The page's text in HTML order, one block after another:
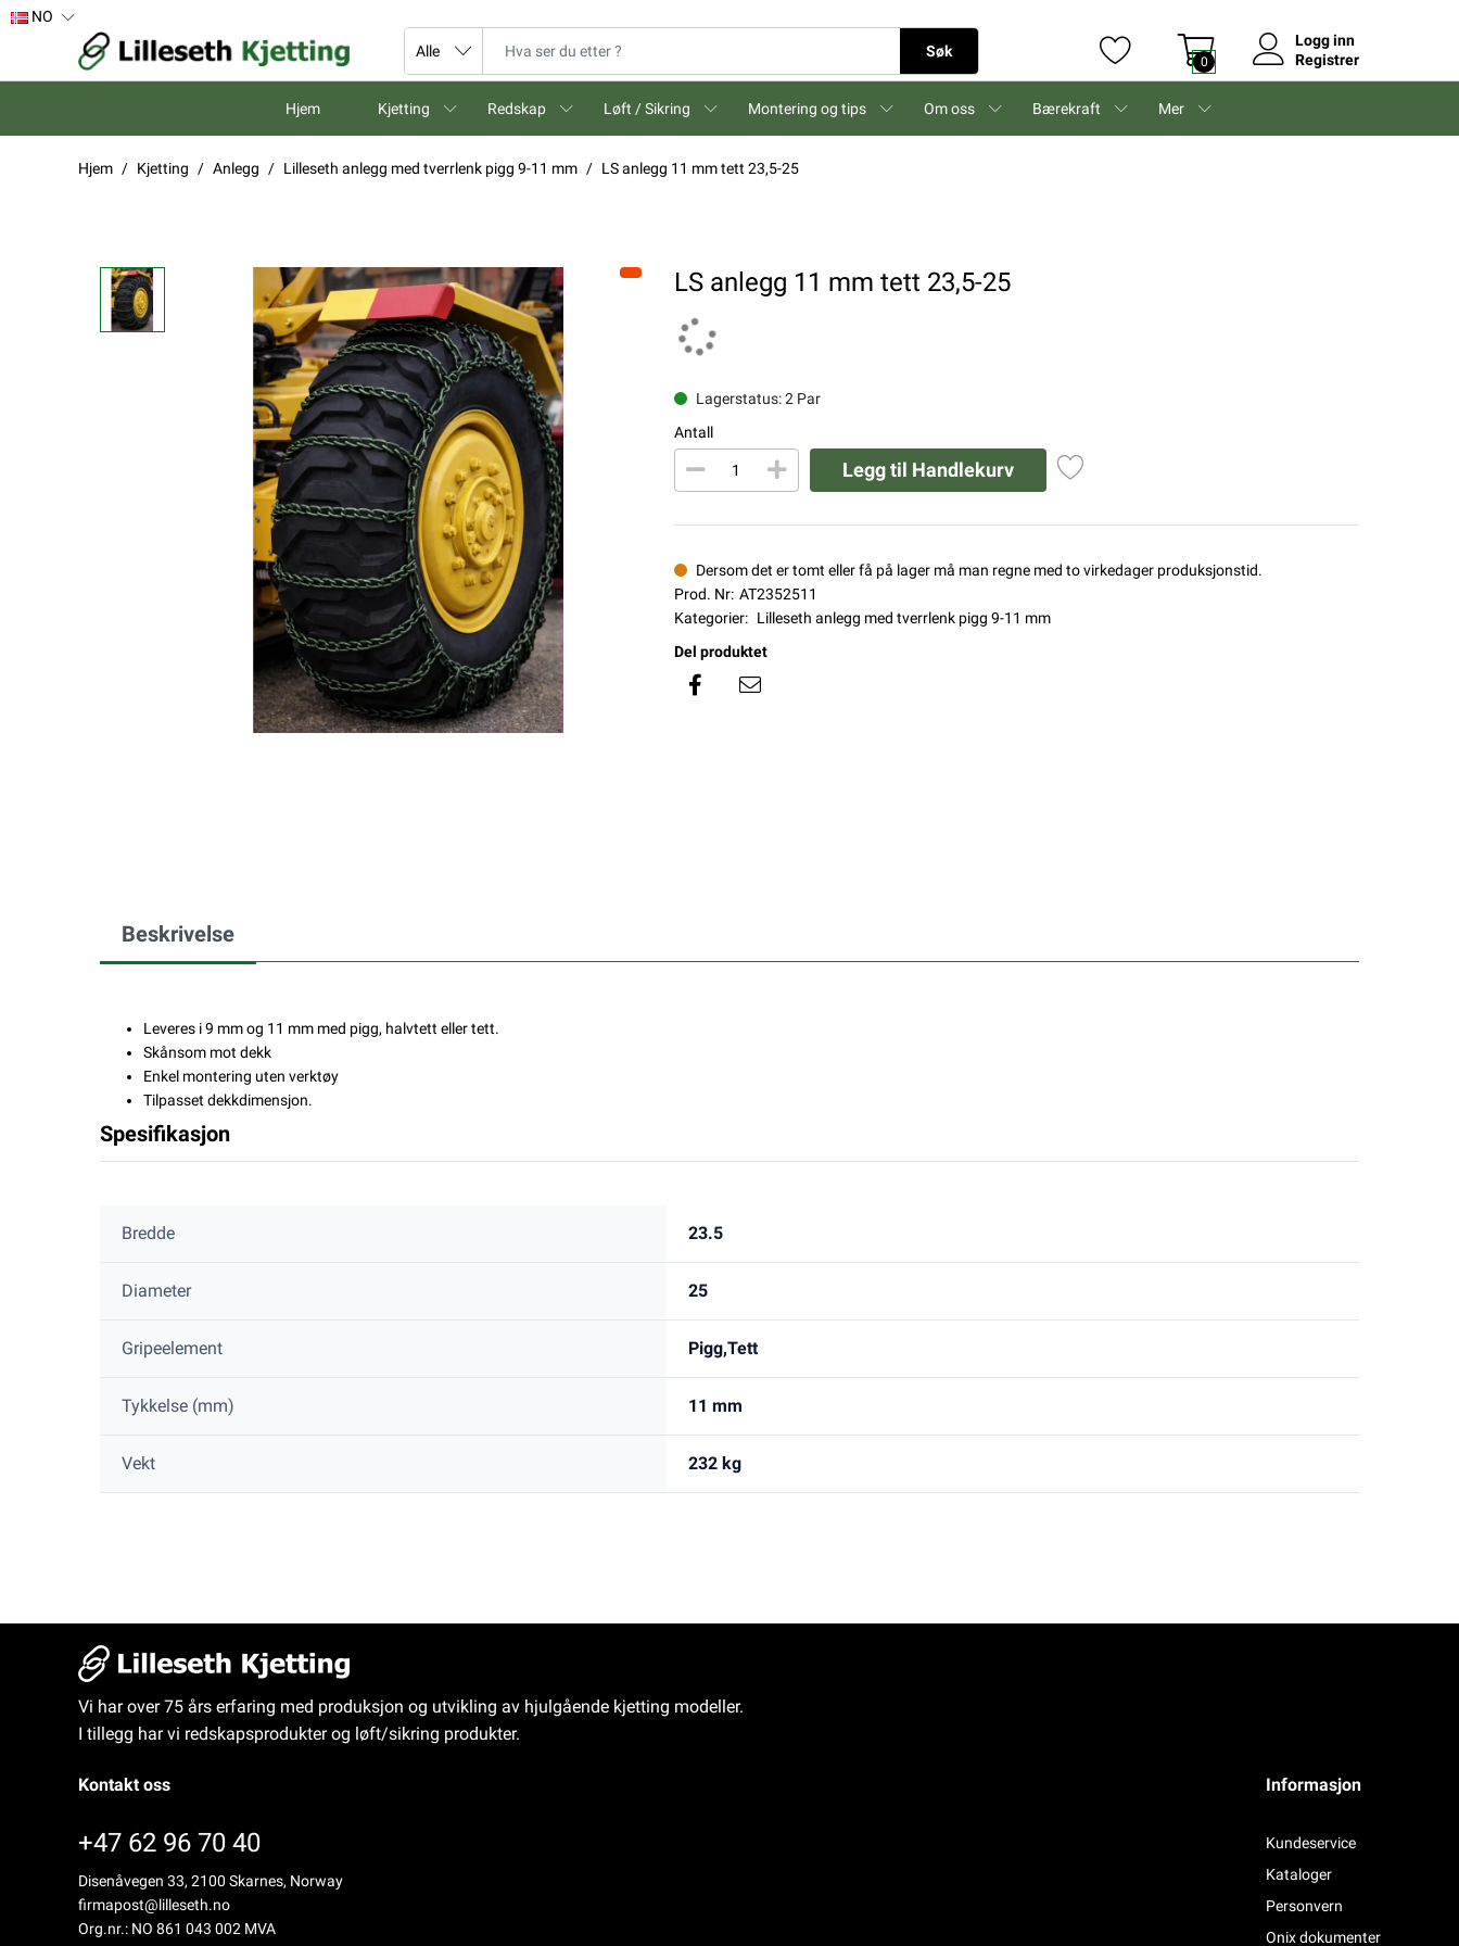
NO
Søk
0
Logg inn
Registrer
Hjem Kjetting Redskap Løft / Sikring Montering og tips Om oss Bærekraft Mer
Hjem Kjetting Anlegg Lilleseth anlegg med tverrlenk pigg 9-11 mm LS anlegg 11 mm tett 23,5-25
LS anlegg 11 mm tett 23,5-25
Lagerstatus: 2 Par
Antall
Legg til Handlekurv
Dersom det er tomt eller få på lager må man regne med to virkedager produksjonstid.
Prod. Nr: AT2352511
Kategorier: Lilleseth anlegg med tverrlenk pigg 9-11 mm
Del produktet
Beskrivelse
Leveres i 9 mm og 11 mm med pigg, halvtett eller tett.
Skånsom mot dekk
Enkel montering uten verktøy
Tilpasset dekkdimensjon.
Spesifikasjon
Bredde 23.5
Diameter 25
Gripeelement Pigg,Tett
Tykkelse (mm) 11 mm
Vekt 232 kg
Vi har over 75 års erfaring med produksjon og utvikling av hjulgående kjetting modeller.
I tillegg har vi redskapsprodukter og løft/sikring produkter.
Kontakt oss
+47 62 96 70 40
Disenåvegen 33, 2100 Skarnes, Norway
firmapost@lilleseth.no
Org.nr.: NO 861 043 002 MVA
Informasjon
Kundeservice
Kataloger
Personvern
Onix dokumenter